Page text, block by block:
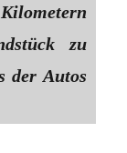
zu
der Autos